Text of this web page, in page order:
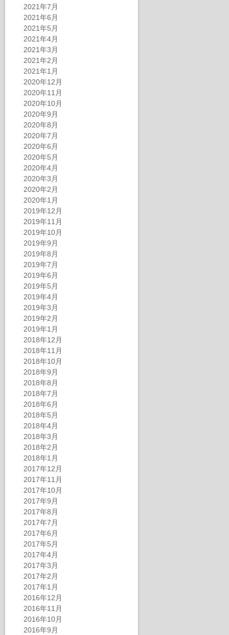
2021年7月
2021年6月
2021年5月
2021年4月
2021年3月
2021年2月
2021年1月
2020年12月
2020年11月
2020年10月
2020年9月
2020年8月
2020年7月
2020年6月
2020年5月
2020年4月
2020年3月
2020年2月
2020年1月
2019年12月
2019年11月
2019年10月
2019年9月
2019年8月
2019年7月
2019年6月
2019年5月
2019年4月
2019年3月
2019年2月
2019年1月
2018年12月
2018年11月
2018年10月
2018年9月
2018年8月
2018年7月
2018年6月
2018年5月
2018年4月
2018年3月
2018年2月
2018年1月
2017年12月
2017年11月
2017年10月
2017年9月
2017年8月
2017年7月
2017年6月
2017年5月
2017年4月
2017年3月
2017年2月
2017年1月
2016年12月
2016年11月
2016年10月
2016年9月